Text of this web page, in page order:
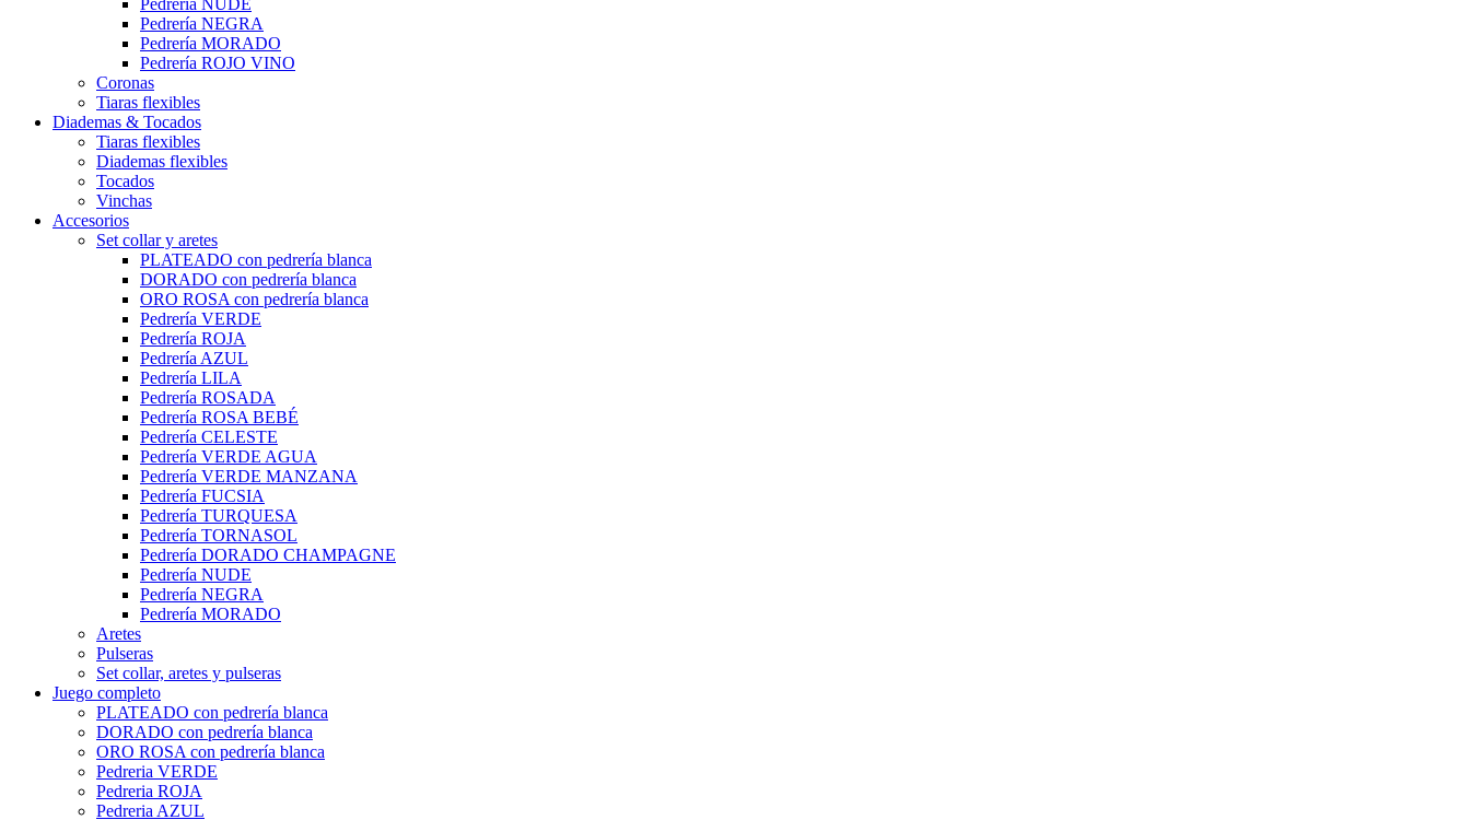
Pedrería NUDE
Pedrería NEGRA
Pedrería MORADO
Pedrería ROJO VINO
Coronas
Tiaras flexibles
Diademas & Tocados
Tiaras flexibles
Diademas flexibles
Tocados
Vinchas
Accesorios
Set collar y aretes
PLATEADO con pedrería blanca
DORADO con pedrería blanca
ORO ROSA con pedrería blanca
Pedrería VERDE
Pedrería ROJA
Pedrería AZUL
Pedrería LILA
Pedrería ROSADA
Pedrería ROSA BEBÉ
Pedrería CELESTE
Pedrería VERDE AGUA
Pedrería VERDE MANZANA
Pedrería FUCSIA
Pedrería TURQUESA
Pedrería TORNASOL
Pedrería DORADO CHAMPAGNE
Pedrería NUDE
Pedrería NEGRA
Pedrería MORADO
Aretes
Pulseras
Set collar, aretes y pulseras
Juego completo
PLATEADO con pedrería blanca
DORADO con pedrería blanca
ORO ROSA con pedrería blanca
Pedreria VERDE
Pedreria ROJA
Pedreria AZUL